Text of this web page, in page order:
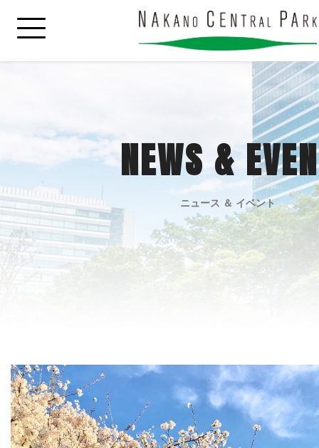
NEWS &
ニュース ＆ イベント